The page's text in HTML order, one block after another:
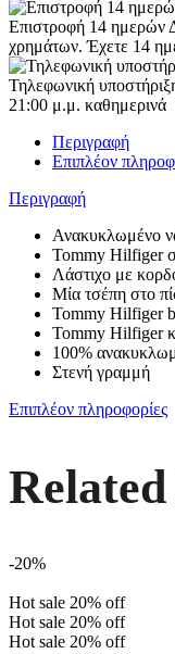
Επιστροφή 14 ημερών
χρημάτων. Έχετε 14
Τηλεφωνική
21:00 μ.μ. καθημερινά
Περιγραφή
Επιπλέον
Περιγραφή
Ανακυκλωμένο
Tommy Hilfiger
Λάστιχο με
Μία τσέπη στο
Tommy Hilfiger
Tommy Hilfiger
100%
Στενή γραμμή
Επιπλέον πληροφορίες
-20%
Hot sale 20% off
Hot sale 20% off
Hot sale 20% off